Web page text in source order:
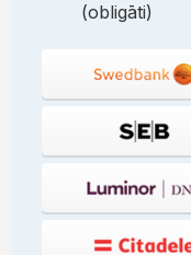
(obligāti)